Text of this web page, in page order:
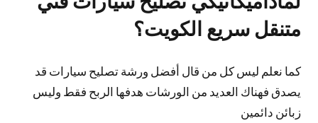
متنقل سريع الكويت؟
كما نعلم ليس كل من قال أفضل ورشة تصليح سيارات قد
يصدق فهناك العديد من الورشات هدفها الربح فقط وليس
زبائن دائمين